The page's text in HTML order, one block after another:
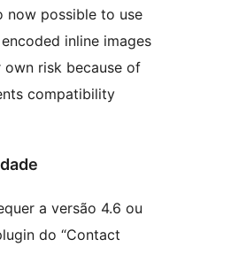
now possible to use
inline images
own risk because of
compatibility
a versão 4.6 ou
do “Contact